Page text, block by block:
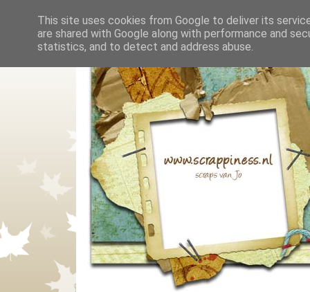
This site uses cookies from Google to deliver its
are shared with Google along with performance and
statistics, and to detect and address abuse.